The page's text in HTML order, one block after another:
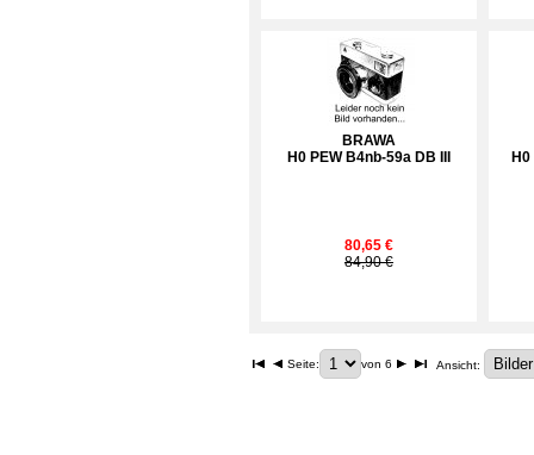
BRAWA
H0 PEW B4nb-59a DB III
80,65 €
84,90 €
Seite: von 6 Ansicht: